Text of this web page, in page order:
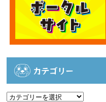
カテゴリー
カ